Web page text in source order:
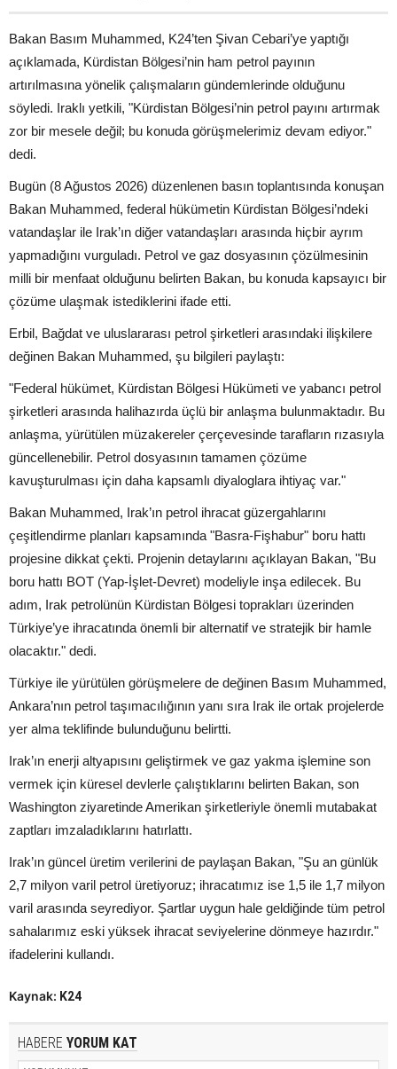
Bakan Basım Muhammed, K24’ten Şivan Cebari’ye yaptığı
açıklamada, Kürdistan Bölgesi’nin ham petrol payının
artırılmasına yönelik çalışmaların gündemlerinde olduğunu
söyledi. Iraklı yetkili, "Kürdistan Bölgesi’nin petrol payını artırmak
zor bir mesele değil; bu konuda görüşmelerimiz devam ediyor."
dedi.
Bugün (8 Ağustos 2026) düzenlenen basın toplantısında konuşan
Bakan Muhammed, federal hükümetin Kürdistan Bölgesi’ndeki
vatandaşlar ile Irak’ın diğer vatandaşları arasında hiçbir ayrım
yapmadığını vurguladı. Petrol ve gaz dosyasının çözülmesinin
milli bir menfaat olduğunu belirten Bakan, bu konuda kapsayıcı bir
çözüme ulaşmak istediklerini ifade etti.
Erbil, Bağdat ve uluslararası petrol şirketleri arasındaki ilişkilere
değinen Bakan Muhammed, şu bilgileri paylaştı:
"Federal hükümet, Kürdistan Bölgesi Hükümeti ve yabancı petrol
şirketleri arasında halihazırda üçlü bir anlaşma bulunmaktadır. Bu
anlaşma, yürütülen müzakereler çerçevesinde tarafların rızasıyla
güncellenebilir. Petrol dosyasının tamamen çözüme
kavuşturulması için daha kapsamlı diyaloglara ihtiyaç var."
Bakan Muhammed, Irak’ın petrol ihracat güzergahlarını
çeşitlendirme planları kapsamında "Basra-Fişhabur" boru hattı
projesine dikkat çekti. Projenin detaylarını açıklayan Bakan, "Bu
boru hattı BOT (Yap-İşlet-Devret) modeliyle inşa edilecek. Bu
adım, Irak petrolünün Kürdistan Bölgesi toprakları üzerinden
Türkiye’ye ihracatında önemli bir alternatif ve stratejik bir hamle
olacaktır." dedi.
Türkiye ile yürütülen görüşmelere de değinen Basım Muhammed,
Ankara’nın petrol taşımacılığının yanı sıra Irak ile ortak projelerde
yer alma teklifinde bulunduğunu belirtti.
Irak’ın enerji altyapısını geliştirmek ve gaz yakma işlemine son
vermek için küresel devlerle çalıştıklarını belirten Bakan, son
Washington ziyaretinde Amerikan şirketleriyle önemli mutabakat
zaptları imzaladıklarını hatırlattı.
Irak’ın güncel üretim verilerini de paylaşan Bakan, "Şu an günlük
2,7 milyon varil petrol üretiyoruz; ihracatımız ise 1,5 ile 1,7 milyon
varil arasında seyrediyor. Şartlar uygun hale geldiğinde tüm petrol
sahalarımız eski yüksek ihracat seviyelerine dönmeye hazırdır."
ifadelerini kullandı.
Kaynak: K24
HABERE YORUM KAT